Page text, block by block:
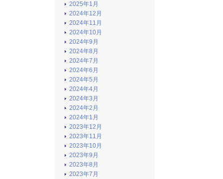
2025年1月
2024年12月
2024年11月
2024年10月
2024年9月
2024年8月
2024年7月
2024年6月
2024年5月
2024年4月
2024年3月
2024年2月
2024年1月
2023年12月
2023年11月
2023年10月
2023年9月
2023年8月
2023年7月